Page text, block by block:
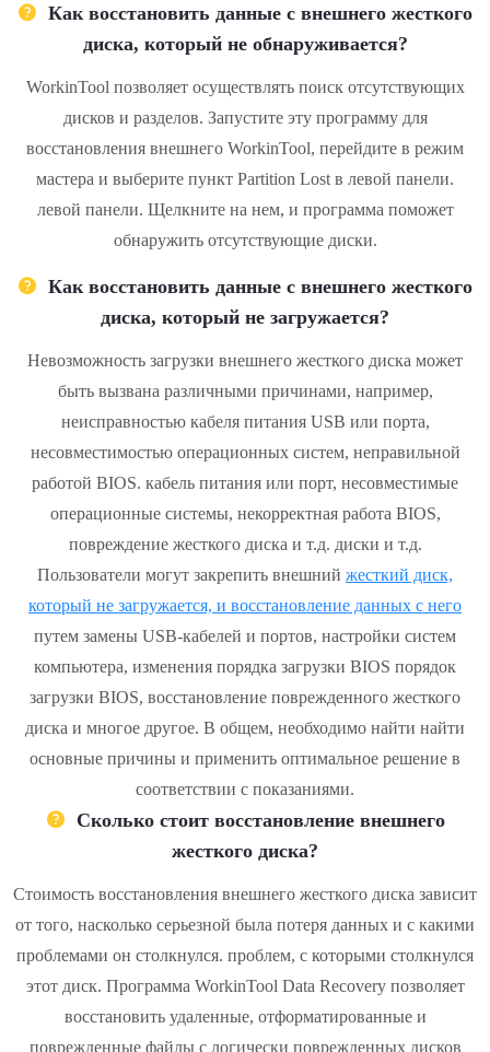
Как восстановить данные с внешнего жесткого
диска, который не обнаруживается?
WorkinTool позволяет осуществлять поиск отсутствующих
дисков и разделов. Запустите эту программу для
восстановления внешнего WorkinTool, перейдите в режим
мастера и выберите пункт Partition Lost в левой панели.
левой панели. Щелкните на нем, и программа поможет
обнаружить отсутствующие диски.
Как восстановить данные с внешнего жесткого
диска, который не загружается?
Невозможность загрузки внешнего жесткого диска может
быть вызвана различными причинами, например,
неисправностью кабеля питания USB или порта,
несовместимостью операционных систем, неправильной
работой BIOS. кабель питания или порт, несовместимые
операционные системы, некорректная работа BIOS,
повреждение жесткого диска и т.д. диски и т.д.
Пользователи могут закрепить внешний жесткий диск,
который не загружается, и восстановление данных с него
путем замены USB-кабелей и портов, настройки систем
компьютера, изменения порядка загрузки BIOS порядок
загрузки BIOS, восстановление поврежденного жесткого
диска и многое другое. В общем, необходимо найти найти
основные причины и применить оптимальное решение в
соответствии с показаниями.
Сколько стоит восстановление внешнего
жесткого диска?
Стоимость восстановления внешнего жесткого диска зависит
от того, насколько серьезной была потеря данных и с какими
проблемами он столкнулся. проблем, с которыми столкнулся
этот диск. Программа WorkinTool Data Recovery позволяет
восстановить удаленные, отформатированные и
поврежденные файлы с логически поврежденных дисков